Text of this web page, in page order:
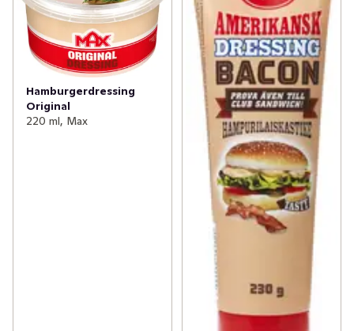
Hamburgerdressing
Original
220 ml, Max